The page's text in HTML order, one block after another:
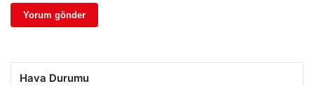
Hava Durumu